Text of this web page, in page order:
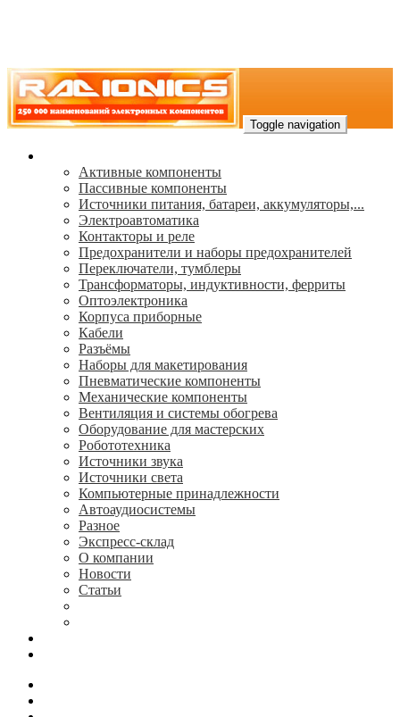
Toggle navigation
Активные компоненты
Пассивные компоненты
Источники питания, батареи, аккумуляторы,...
Электроавтоматика
Контакторы и реле
Предохранители и наборы предохранителей
Переключатели, тумблеры
Трансформаторы, индуктивности, ферриты
Oптоэлектроника
Корпуса приборные
Кабели
Разъёмы
Наборы для макетирования
Пневматические компоненты
Механические компоненты
Вентиляция и системы обогрева
Оборудование для мастерских
Робототехника
Источники звука
Источники света
Компьютерные принадлежности
Автоаудиосистемы
Разное
Экспресс-склад
О компании
Новости
Статьи